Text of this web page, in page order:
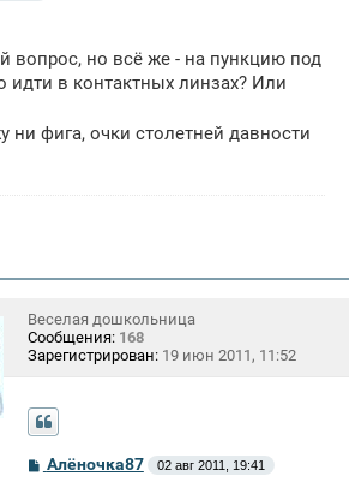
вопрос, но всё же - на пункцию под
в контактных линзах? Или
ни фига, очки столетней давности
Веселая дошкольница
Сообщения: 168
Зарегистрирован: 19 июн 2011, 11:52
С
о
Алёночка87 02 авг 2011, 19:41